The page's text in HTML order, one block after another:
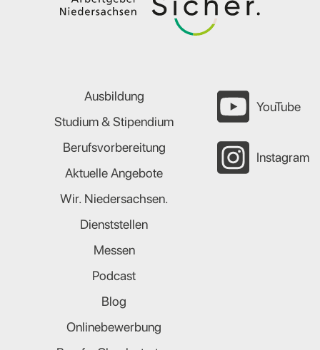
Ausbildung
Studium & Stipendium
Berufsvorbereitung
Aktuelle Angebote
Wir. Niedersachsen.
Dienststellen
Messen
Podcast
Blog
Onlinebewerbung
YouTube
Instagram